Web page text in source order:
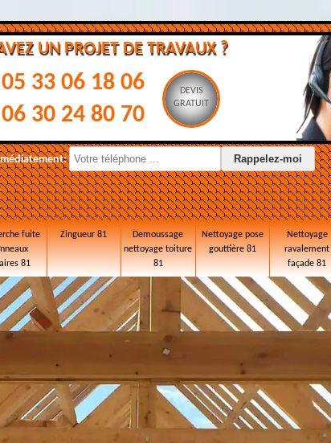
UN PROJET DE TRAVAUX ?
05 33 06 18 06
06 30 24 80 70
DEVIS
GRATUIT
fuite
81
Zingueur 81
Demoussage
nettoyage toiture
81
Nettoyage pose
gouttière 81
Nettoyage
ravalement
façade 81